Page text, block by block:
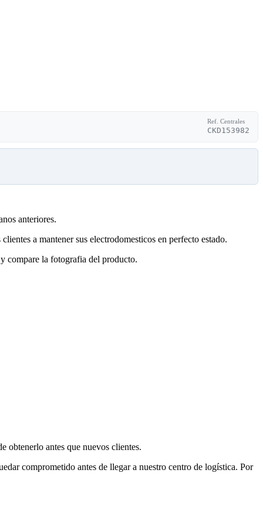
Ref. Centrales
CKD153982
anteriores.
a mantener sus electrodomesticos en perfecto estado.
compare la fotografia del producto.
obtenerlo antes que nuevos clientes.
comprometido antes de llegar a nuestro centro de logística. Por